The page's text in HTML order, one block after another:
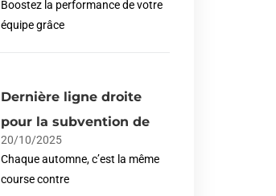
Boostez la performance de votre
équipe grâce
Dernière ligne droite
pour la subvention de
20/10/2025
Chaque automne, c’est la même
course contre